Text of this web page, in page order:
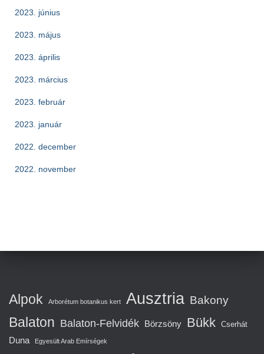
2023. június
2023. május
2023. április
2023. március
2023. február
2023. január
2022. december
2022. november
Alpok Arborétum botanikus kert Ausztria Bakony
Balaton Balaton-Felvidék Börzsöny Bükk Cserhát
Duna Egyesült Arab Emírségek